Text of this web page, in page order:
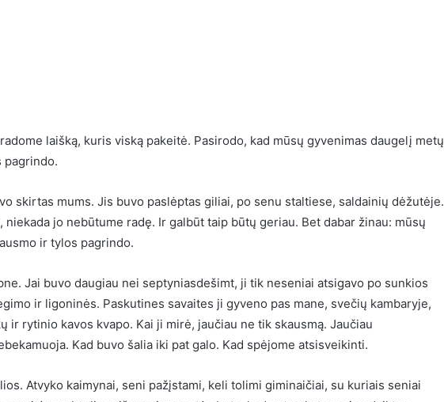
laišką, kuris viską pakeitė. Pasirodo, kad mūsų gyvenimas daugelį metų
pagrindo.
skirtas mums. Jis buvo paslėptas giliai, po senu staltiese, saldainių dėžutėje.
jo nebūtume radę. Ir galbūt taip būtų geriau. Bet dabar žinau: mūsų
ir tylos pagrindo.
Jai buvo daugiau nei septyniasdešimt, ji tik neseniai atsigavo po sunkios
ir ligoninės. Paskutines savaites ji gyveno pas mane, svečių kambaryje,
ir rytinio kavos kvapo. Kai ji mirė, jaučiau ne tik skausmą. Jaučiau
Kad buvo šalia iki pat galo. Kad spėjome atsisveikinti.
Atvyko kaimynai, seni pažįstami, keli tolimi giminaičiai, su kuriais seniai
moterimi, o kai pagaliau
susitikome, labai nustebau
10 įrodymų, kad Žemės
greitai nebebus